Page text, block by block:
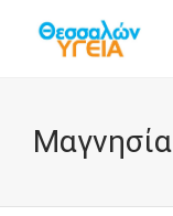
Μαγνησία